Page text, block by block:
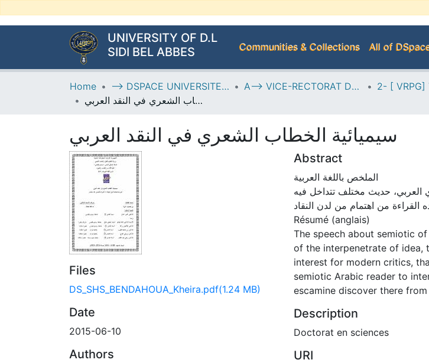
UNIVERSITY OF D.L
SIDI BEL ABBES
Communities & Collections All of
Home --> DSPACE UNIVERSITE DJILALLI LIABES DE SIDI BEL ABBES A--> VICE-RECTORAT DE LA POST-GRADUATION
سيميائية الخطاب الشعري في النقد العربي
سيميائية الخطاب الشعري في النقد العربي
Files
DS_SHS_BENDAHOUA_Kheira.pdf(1.24 MB)
Date
2015-06-10
Authors
Abstract
الملخص باللغة العربية
العربي، حديث مختلف تتداخل فيه
القراءة من اهتمام من لدن النقاد
Résumé (anglais)
The speech about semiotic
of the interpenetrate of idea,
interest for modern critics,
semiotic Arabic reader to
escamine discover there
Description
Doctorat en sciences
URI